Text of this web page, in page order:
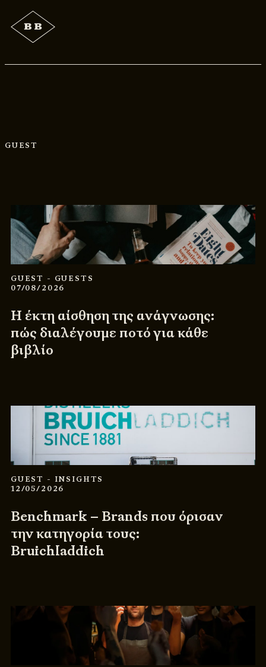
GUEST
GUEST - GUESTS
07/08/2026
Η έκτη αίσθηση της ανάγνωσης:
πώς διαλέγουμε ποτό για κάθε
βιβλίο
GUEST - INSIGHTS
12/05/2026
Benchmark – Brands που όρισαν
την κατηγορία τους:
Bruichladdich